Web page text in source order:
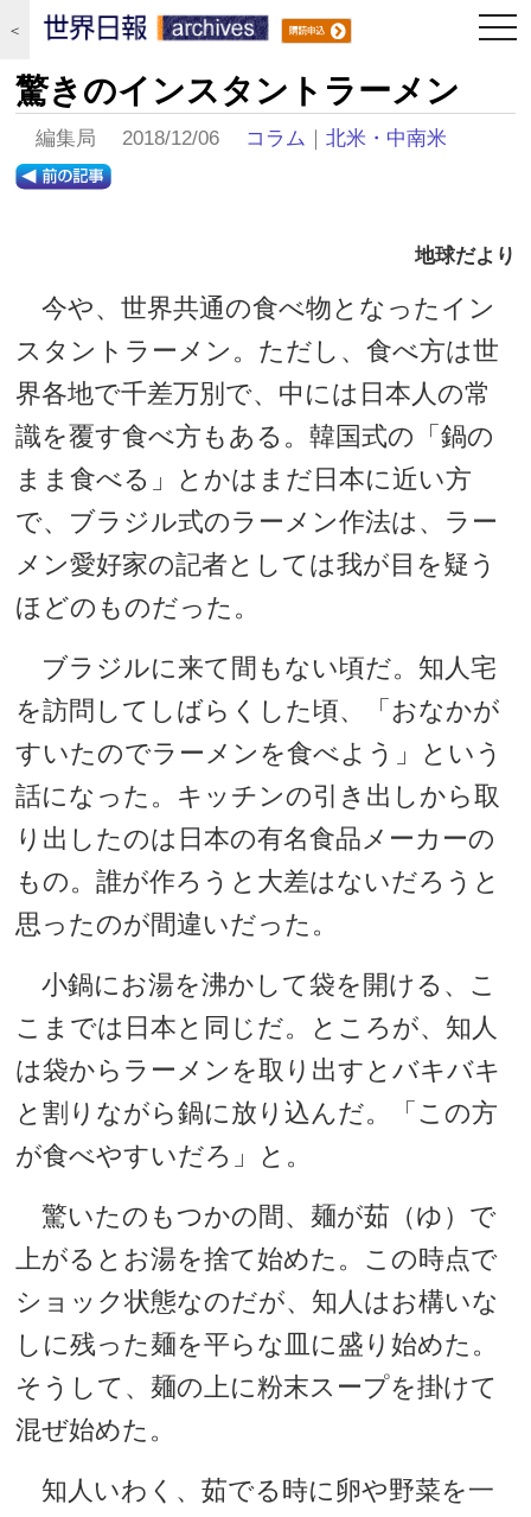
＜
驚きのインスタントラーメン
編集局 2018/12/06 コラム ｜北米・中南米
地球だより
今や、世界共通の食べ物となったイン
スタントラーメン。ただし、食べ方は世
界各地で千差万別で、中には日本人の常
識を覆す食べ方もある。韓国式の「鍋の
まま食べる」とかはまだ日本に近い方
で、ブラジル式のラーメン作法は、ラー
メン愛好家の記者としては我が目を疑う
ほどのものだった。
ブラジルに来て間もない頃だ。知人宅
を訪問してしばらくした頃、「おなかが
すいたのでラーメンを食べよう」という
話になった。キッチンの引き出しから取
り出したのは日本の有名食品メーカーの
もの。誰が作ろうと大差はないだろうと
思ったのが間違いだった。
小鍋にお湯を沸かして袋を開ける、こ
こまでは日本と同じだ。ところが、知人
は袋からラーメンを取り出すとバキバキ
と割りながら鍋に放り込んだ。「この方
が食べやすいだろ」と。
驚いたのもつかの間、麺が茹（ゆ）で
上がるとお湯を捨て始めた。この時点で
ショック状態なのだが、知人はお構いな
しに残った麺を平らな皿に盛り始めた。
そうして、麺の上に粉末スープを掛けて
混ぜ始めた。
知人いわく、茹でる時に卵や野菜を一